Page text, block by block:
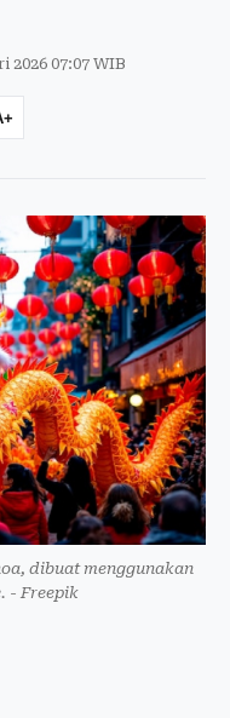
2026 07:07 WIB
dibuat menggunakan
- Freepik